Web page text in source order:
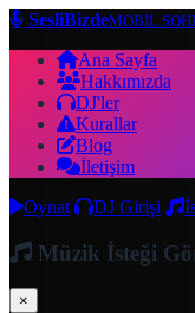
SesliBizdeMOBİL
Ana Sayfa
Hakkımızda
DJ'ler
Kurallar
Blog
İletişim
Oynat
DJ Girişi
Müzik İsteği
×